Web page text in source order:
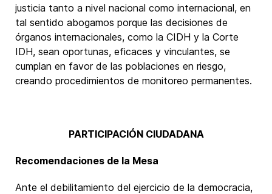
justicia tanto a nivel nacional como internacional, en
tal sentido abogamos porque las decisiones de
órganos internacionales, como la CIDH y la Corte
IDH, sean oportunas, eficaces y vinculantes, se
cumplan en favor de las poblaciones en riesgo,
creando procedimientos de monitoreo permanentes.
PARTICIPACIÓN CIUDADANA
Recomendaciones de la Mesa
Ante el debilitamiento del ejercicio de la democracia,